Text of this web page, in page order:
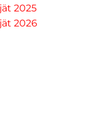
2025
2026